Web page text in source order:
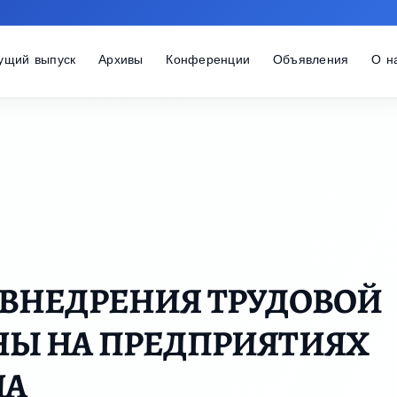
выпуск Архивы Конференции Объявления О
ТРУДОВОЙ
НА ПРЕДПРИЯТИЯХ